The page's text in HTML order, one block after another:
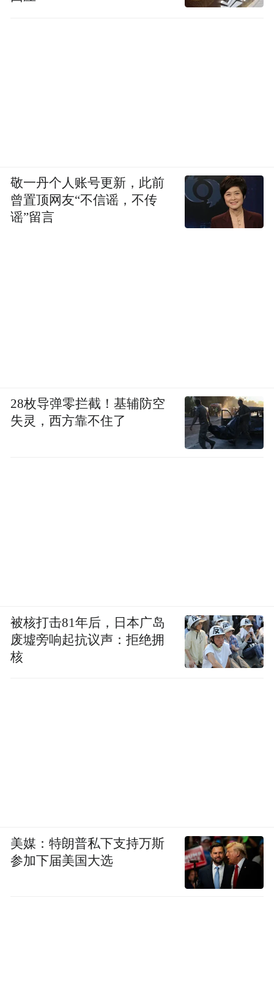
敬一丹个人账号更新，此前
曾置顶网友“不信谣，不传
谣”留言
28枚导弹零拦截！基辅防空
失灵，西方靠不住了
被核打击81年后，日本广岛
废墟旁响起抗议声：拒绝拥
核
美媒：特朗普私下支持万斯
参加下届美国大选